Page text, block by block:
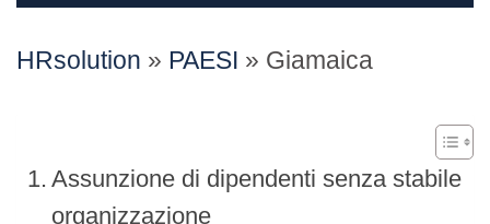
HRsolution » PAESI » Giamaica
Assunzione di dipendenti senza stabile
organizzazione